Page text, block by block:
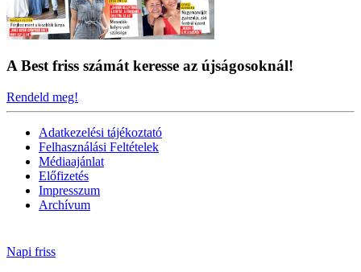
A Best friss számát keresse az újságosoknál!
Rendeld meg!
Adatkezelési tájékoztató
Felhasználási Feltételek
Médiaajánlat
Előfizetés
Impresszum
Archívum
Napi friss